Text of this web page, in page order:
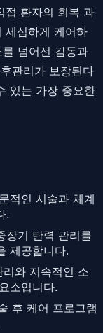
접 환자의 회복 과
세심하게 케어하
넘어선 감동과
관리가 보장된다
있는 가장 중요한
적인 시술과 체계
.
장기 탄력 관리를
제공합니다.
와 지속적인 소
소입니다.
후 케어 프로그램